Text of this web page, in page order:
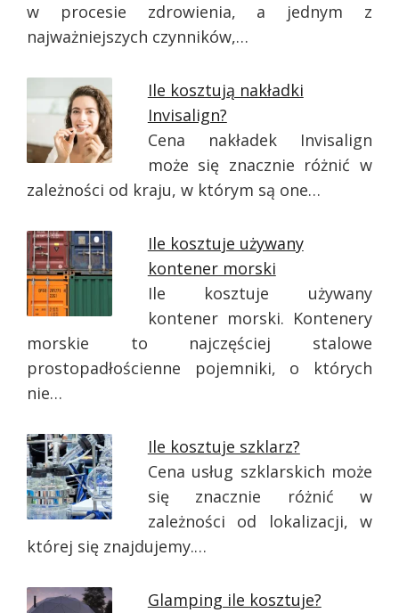
w procesie zdrowienia, a jednym z
najważniejszych czynników,…
Ile kosztują nakładki
Invisalign?
Cena nakładek Invisalign
może się znacznie różnić w
zależności od kraju, w którym są one…
Ile kosztuje używany
kontener morski
Ile kosztuje używany
kontener morski. Kontenery
morskie to najczęściej stalowe
prostopadłościenne pojemniki, o których
nie…
Ile kosztuje szklarz?
Cena usług szklarskich może
się znacznie różnić w
zależności od lokalizacji, w
której się znajdujemy.…
Glamping ile kosztuje?